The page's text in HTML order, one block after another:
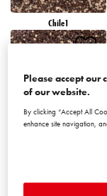
Chile1
Please accept our
of our website.
By clicking “Accept All
enhance site navigation,